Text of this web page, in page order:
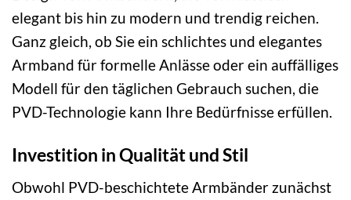
elegant bis hin zu modern und trendig reichen.
Ganz gleich, ob Sie ein schlichtes und elegantes
Armband für formelle Anlässe oder ein auffälliges
Modell für den täglichen Gebrauch suchen, die
PVD-Technologie kann Ihre Bedürfnisse erfüllen.
Investition in Qualität und Stil
Obwohl PVD-beschichtete Armbänder zunächst